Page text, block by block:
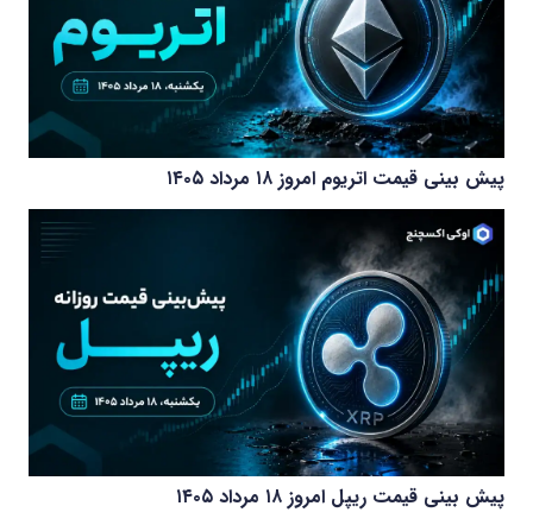
پیش بینی قیمت اتریوم امروز ۱۸ مرداد ۱۴۰۵
پیش بینی قیمت ریپل امروز ۱۸ مرداد ۱۴۰۵